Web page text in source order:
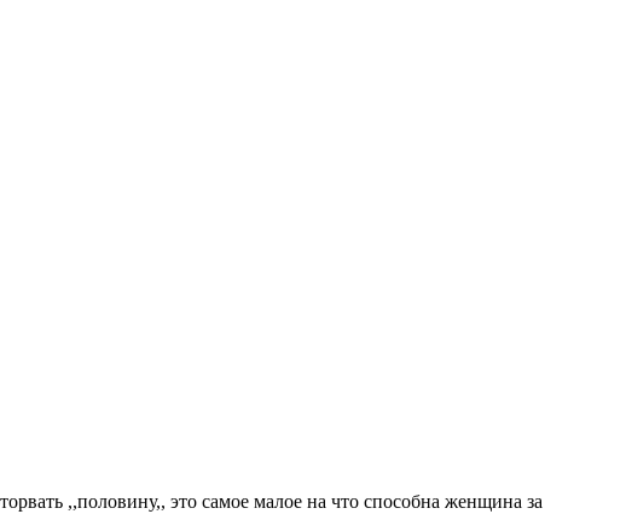
,,половину,, это самое малое на что способна женщина за